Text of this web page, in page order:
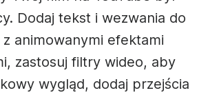
Dodaj tekst i wezwania do
z animowanymi efektami
zastosuj filtry wideo, aby
wygląd, dodaj przejścia